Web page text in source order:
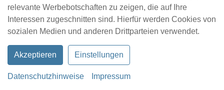
relevante Werbebotschaften zu zeigen, die auf Ihre
Interessen zugeschnitten sind. Hierfür werden Cookies von
sozialen Medien und anderen Drittparteien verwendet.
Akzeptieren Einstellungen
Datenschutzhinweise Impressum
Kontakt Location eintragen Profil
Weisse Flotte - Alt Heidelberg